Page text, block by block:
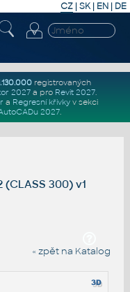
CZ | SK| EN | DE
registrovaných
2027a pro Revit 2027.
a Regresní křivkyv sekci
2027.
300) v1
« zpět na Katalog